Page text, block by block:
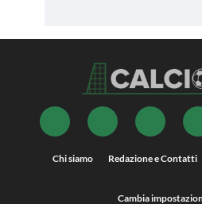
Chi siamo Redazione e Contatti
Cambia